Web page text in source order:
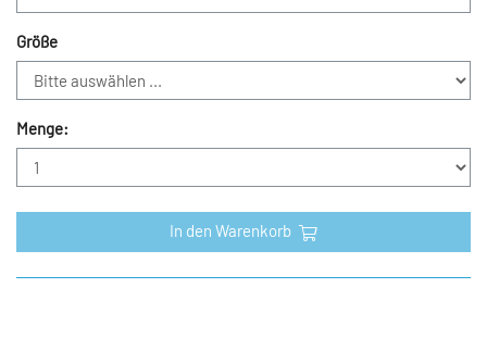
Größe
Menge:
In den Warenkorb